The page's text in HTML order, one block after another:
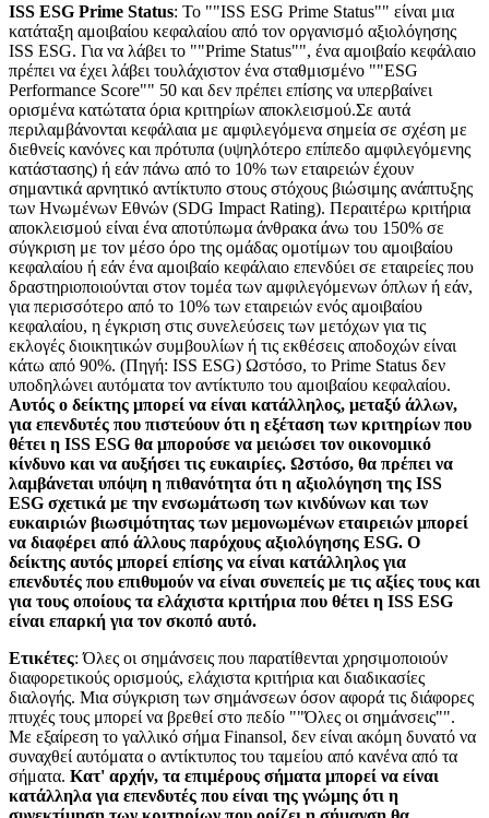
ISS ESG Prime Status: Το ""ISS ESG Prime Status"" είναι μια
κατάταξη αμοιβαίου κεφαλαίου από τον οργανισμό αξιολόγησης
ISS ESG. Για να λάβει το ""Prime Status"", ένα αμοιβαίο κεφάλαιο
πρέπει να έχει λάβει τουλάχιστον ένα σταθμισμένο ""ESG
Performance Score"" 50 και δεν πρέπει επίσης να υπερβαίνει
ορισμένα κατώτατα όρια κριτηρίων αποκλεισμού.Σε αυτά
περιλαμβάνονται κεφάλαια με αμφιλεγόμενα σημεία σε σχέση με
διεθνείς κανόνες και πρότυπα (υψηλότερο επίπεδο αμφιλεγόμενης
κατάστασης) ή εάν πάνω από το 10% των εταιρειών έχουν
σημαντικά αρνητικό αντίκτυπο στους στόχους βιώσιμης ανάπτυξης
των Ηνωμένων Εθνών (SDG Impact Rating). Περαιτέρω κριτήρια
αποκλεισμού είναι ένα αποτύπωμα άνθρακα άνω του 150% σε
σύγκριση με τον μέσο όρο της ομάδας ομοτίμων του αμοιβαίου
κεφαλαίου ή εάν ένα αμοιβαίο κεφάλαιο επενδύει σε εταιρείες που
δραστηριοποιούνται στον τομέα των αμφιλεγόμενων όπλων ή εάν,
για περισσότερο από το 10% των εταιρειών ενός αμοιβαίου
κεφαλαίου, η έγκριση στις συνελεύσεις των μετόχων για τις
εκλογές διοικητικών συμβουλίων ή τις εκθέσεις αποδοχών είναι
κάτω από 90%. (Πηγή: ISS ESG) Ωστόσο, το Prime Status δεν
υποδηλώνει αυτόματα τον αντίκτυπο του αμοιβαίου κεφαλαίου.
Αυτός ο δείκτης μπορεί να είναι κατάλληλος, μεταξύ άλλων,
για επενδυτές που πιστεύουν ότι η εξέταση των κριτηρίων που
θέτει η ISS ESG θα μπορούσε να μειώσει τον οικονομικό
κίνδυνο και να αυξήσει τις ευκαιρίες. Ωστόσο, θα πρέπει να
λαμβάνεται υπόψη η πιθανότητα ότι η αξιολόγηση της ISS
ESG σχετικά με την ενσωμάτωση των κινδύνων και των
ευκαιριών βιωσιμότητας των μεμονωμένων εταιρειών μπορεί
να διαφέρει από άλλους παρόχους αξιολόγησης ESG. Ο
δείκτης αυτός μπορεί επίσης να είναι κατάλληλος για
επενδυτές που επιθυμούν να είναι συνεπείς με τις αξίες τους και
για τους οποίους τα ελάχιστα κριτήρια που θέτει η ISS ESG
είναι επαρκή για τον σκοπό αυτό.
Ετικέτες: Όλες οι σημάνσεις που παρατίθενται χρησιμοποιούν
διαφορετικούς ορισμούς, ελάχιστα κριτήρια και διαδικασίες
διαλογής. Μια σύγκριση των σημάνσεων όσον αφορά τις διάφορες
πτυχές τους μπορεί να βρεθεί στο πεδίο ""Όλες οι σημάνσεις"".
Με εξαίρεση το γαλλικό σήμα Finansol, δεν είναι ακόμη δυνατό να
συναχθεί αυτόματα ο αντίκτυπος του ταμείου από κανένα από τα
σήματα. Κατ' αρχήν, τα επιμέρους σήματα μπορεί να είναι
κατάλληλα για επενδυτές που είναι της γνώμης ότι η